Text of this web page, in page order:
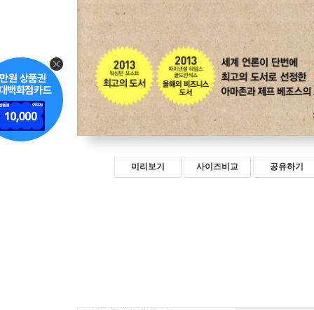
미리보기 사이즈비교 공유하기